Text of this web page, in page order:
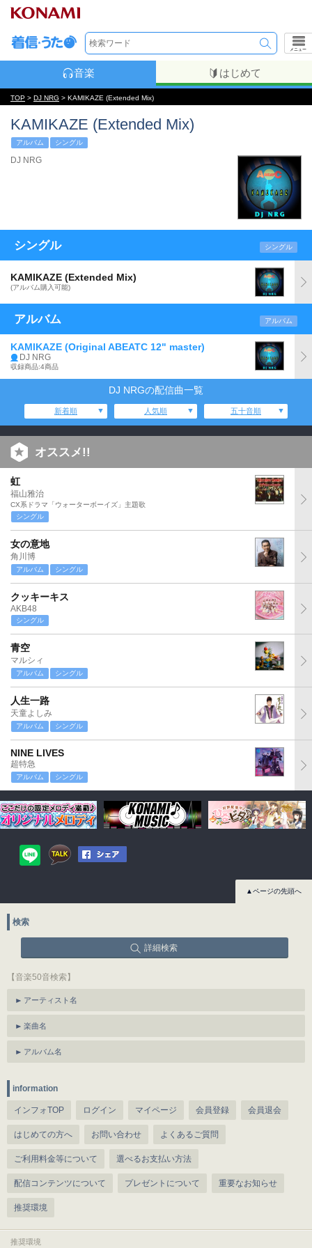
メニュー
音楽 はじめて
TOP > DJ NRG > KAMIKAZE (Extended Mix)
KAMIKAZE (Extended Mix)
アルバム シングル
DJ NRG
シングル シングル
KAMIKAZE (Extended Mix)
(アルバム購入可能)
アルバム アルバム
KAMIKAZE (Original ABEATC 12" master)
DJ NRG
収録商品:4商品
DJ NRGの配信曲一覧
新着順 人気順 五十音順
オススメ!!
虹
福山雅治
CX系ドラマ「ウォーターボーイズ」主題歌
シングル
女の意地
角川博
アルバム シングル
クッキーキス
AKB48
シングル
青空
マルシィ
アルバム シングル
人生一路
天童よしみ
アルバム シングル
NINE LIVES
超特急
アルバム シングル
▲ページの先頭へ
検索
詳細検索
【音楽50音検索】
アーティスト名
楽曲名
アルバム名
information
インフォTOP ログイン マイページ 会員登録 会員退会
はじめての方へ お問い合わせ よくあるご質問
ご利用料金等について 選べるお支払い方法
配信コンテンツについて プレゼントについて 重要なお知らせ
推奨環境
推奨環境